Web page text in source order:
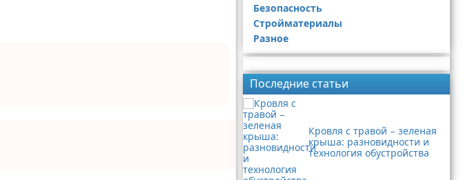
Безопасность
Стройматериалы
Разное
Последние статьи
Кровля с травой − зеленая
крыша: разновидности и
технология обустройства